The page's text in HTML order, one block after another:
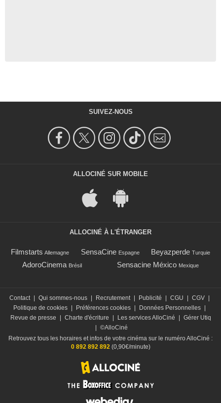
SUIVEZ-NOUS
ALLOCINÉ SUR MOBILE
ALLOCINÉ À L'ÉTRANGER
Filmstarts Allemagne SensaCine Espagne Beyazperde Turquie
AdoroCinema Brésil Sensacine México Mexique
Contact | Qui sommes-nous | Recrutement | Publicité | CGU | CGV |
Politique de cookies | Préférences cookies | Données Personnelles |
Revue de presse
| Charte d'écriture | Les services AlloCiné | Gérer Utiq
| ©AlloCiné
Retrouvez tous les horaires et infos de votre cinéma sur le numéro AlloCiné :
0 892 892 892 (0,90€/minute)